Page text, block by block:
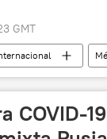
GMT
noticias
COVID-